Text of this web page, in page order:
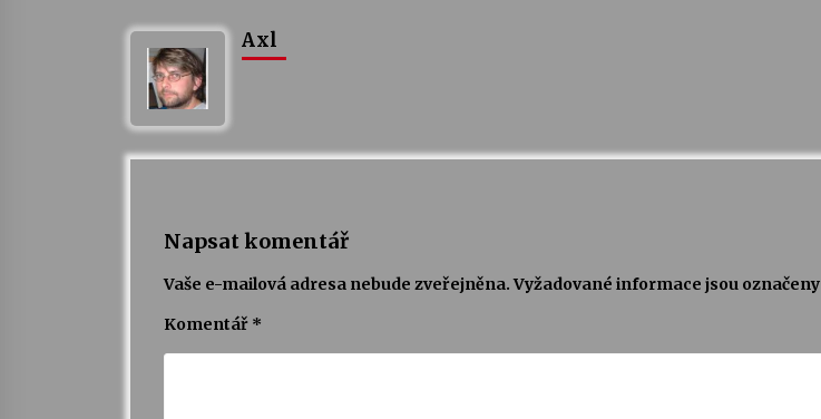
Axl
Napsat komentář
Vaše e-mailová adresa nebude zveřejněna. Vyžadované informace jsou označeny
Komentář *